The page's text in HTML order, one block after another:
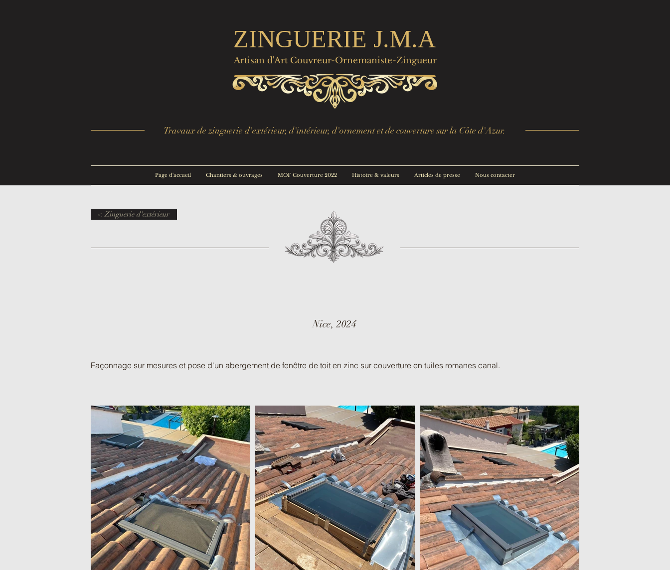
ZINGUERIE J.M.A
Artisan d'Art Couvreur-Ornemaniste-Zingueur
Travaux de zinguerie d'extérieur, d'intérieur, d'ornement et de couverture sur la Côte d'Azur.
Page d'accueil Chantiers & ouvrages MOF Couverture 2022 Histoire & valeurs Articles de presse Nous contacter
< Zinguerie d'extérieur
Nice, 2024
Façonnage sur mesures et pose d'un abergement de fenêtre de toit en zinc sur couverture en tuiles romanes canal.